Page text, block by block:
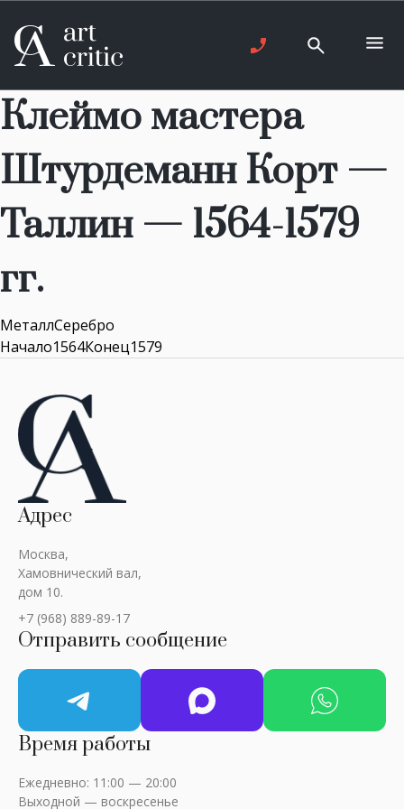
Клеймо мастера
Штурдеманн Корт —
Таллин — 1564-1579
гг.
МеталлСеребро
Начало1564Конец1579
Адрес
Москва,
Хамовнический вал,
дом 10.
+7 (968) 889-89-17
Отправить сообщение
Время работы
Ежедневно: 11:00 — 20:00
Выходной — воскресенье